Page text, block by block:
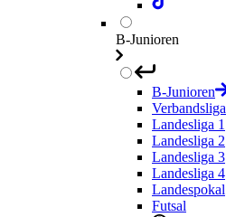
B-Junioren
B-Junioren
Verbandsliga
Landesliga 1
Landesliga 2
Landesliga 3
Landesliga 4
Landespokal
Futsal